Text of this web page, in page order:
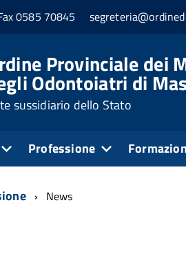
0585 70845
Provinciale dei
Odontoiatri di
sussidiario dello Stato
Professione
News